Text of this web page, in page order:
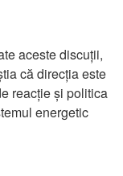
aceste discuții,
că direcția este
reacție și politica
energetic